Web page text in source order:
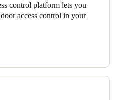
control platform lets you
access control in your